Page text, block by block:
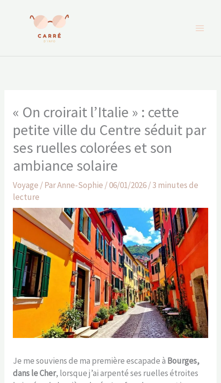
« On croirait l’Italie » : cette
petite ville du Centre séduit par
ses ruelles colorées et son
ambiance solaire
Voyage / ParAnne-Sophie /06/01/2026/3 minutes de
lecture
Je me souviens de ma première escapade à Bourges,
dans le Cher, lorsque j’ai arpenté ses ruelles étroites